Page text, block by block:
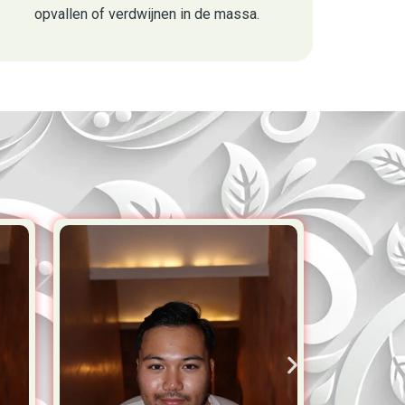
opvallen of verdwijnen in de massa.
Alphat
Team Lead Indonesia